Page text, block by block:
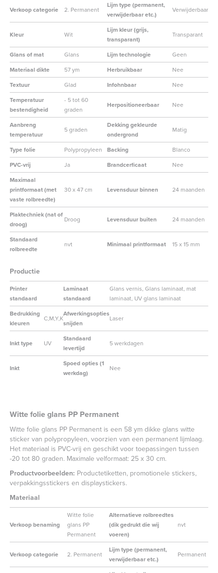
Verkoop categorie 2. Permanent
Lijm type (permanent,
verwijderbaar etc.)
Verwijderbaar
Kleur Wit
Lijm kleur (grijs,
transparant)
Transparant
Glans of mat Glans Lijm technologie
Geen
Materiaal dikte
57 ym Herbruikbaar
Nee
Textuur
Glad Infohnbaar
Nee
Temperatuur
bestendigheid
- 5 tot 60
graden
Herpositioneerbaar Nee
Aanbreng
temperatuur
5 graden
Dekking gekleurde
ondergrond
Matig
Type folie Polypropyleen Backing
Blanco
PVC-vrij
Ja Brandcerficaat
Nee
Maximaal
printformaat (met
vaste rolbreedte)
30 x 47 cm Levensduur binnen 24 maanden
Plaktechniek (nat of
droog)
Droog Levensduur buiten 24 maanden
Standaard
rolbreedte
nvt Minimaal printformaat 15 x 15 mm
Productie
Printer
standaard
Laminaat
standaard
Glans vernis, Glans laminaat, mat
laminaat, UV glans laminaat
Bedrukking
kleuren
C,M,Y,K
Afwerkingsopties
snijden
Laser
Inkt type UV
Standaard
levertijd
5 werkdagen
Inkt
Spoed opties (1
werkdag)
Nee
Witte folie glans PP Permanent
Witte folie glans PP Permanent is een 58 ym dikke glans witte
sticker van polypropyleen, voorzien van een permanent lijmlaag.
Het materiaal is PVC-vrij en geschikt voor toepassingen tussen
-20 tot 80 graden. Maximale velformaat: 25 x 30 cm.
Productvoorbeelden: Productetiketten, promotionele stickers,
verpakkingsstickers en displaystickers.
Materiaal
Verkoop benaming
Witte folie
glans PP
Permanent
Alternatieve rolbreedtes
(dik gedrukt die wij
voeren)
nvt
Verkoop categorie 2. Permanent
Lijm type (permanent,
verwijderbaar etc.)
Permanent